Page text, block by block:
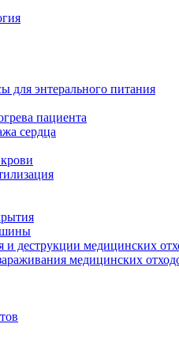
для энтерального питания
пациента
сердца
и деструкции медицинских
медицинских